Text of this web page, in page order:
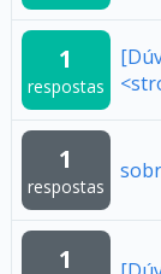
1
respostas
1
respostas
1